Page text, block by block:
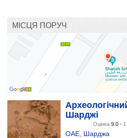
МІСЦЯ ПОРУЧ
Шарджі
Оцінка 9.0 - 1
ОАЕ Шарджа